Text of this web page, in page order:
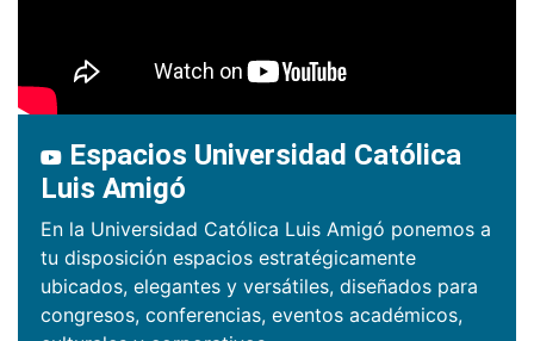
Espacios Universidad Católica
Luis Amigó
En la Universidad Católica Luis Amigó ponemos a
tu disposición espacios estratégicamente
ubicados, elegantes y versátiles, diseñados para
congresos, conferencias, eventos académicos,